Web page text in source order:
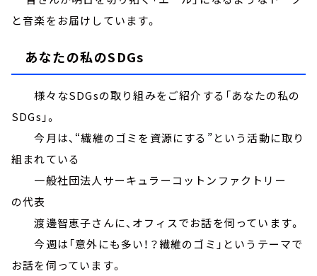
と音楽をお届けしています。
あなたの私のSDGs
様々なSDGsの取り組みをご紹介する「あなたの私の
SDGs」。
今月は、“繊維のゴミを資源にする”という活動に取り
組まれている
一般社団法人サーキュラーコットンファクトリー
の代表
渡邊智恵子さんに、オフィスでお話を伺っています。
今週は「意外にも多い！？繊維のゴミ」というテーマで
お話を伺っています。